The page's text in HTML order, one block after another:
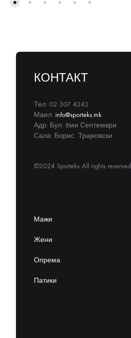
КОНТАКТ
Тел: 02 307 4242
Маил: info@sporteks.mk
Адр: Бул. 8ми Септември
Сала: Борис Трајковски
©2024 Sporteks All rights reserved
Мажи
Жени
Опрема
Патики